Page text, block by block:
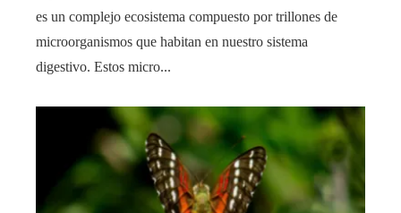
es un complejo ecosistema compuesto por trillones de
microorganismos que habitan en nuestro sistema
digestivo. Estos micro...